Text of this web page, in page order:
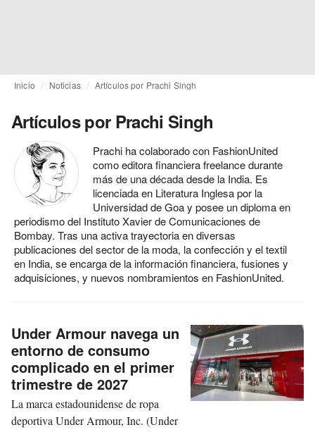
Inicio Noticias Artículos por Prachi Singh
Artículos por Prachi Singh
Prachi ha colaborado con FashionUnited
como editora financiera freelance durante
más de una década desde la India. Es
licenciada en Literatura Inglesa por la
Universidad de Goa y posee un diploma en
periodismo del Instituto Xavier de Comunicaciones de
Bombay. Tras una activa trayectoria en diversas
publicaciones del sector de la moda, la confección y el textil
en India, se encarga de la información financiera, fusiones y
adquisiciones, y nuevos nombramientos en FashionUnited.
Under Armour navega un
entorno de consumo
complicado en el primer
trimestre de 2027
La marca estadounidense de ropa
deportiva Under Armour, Inc. (Under